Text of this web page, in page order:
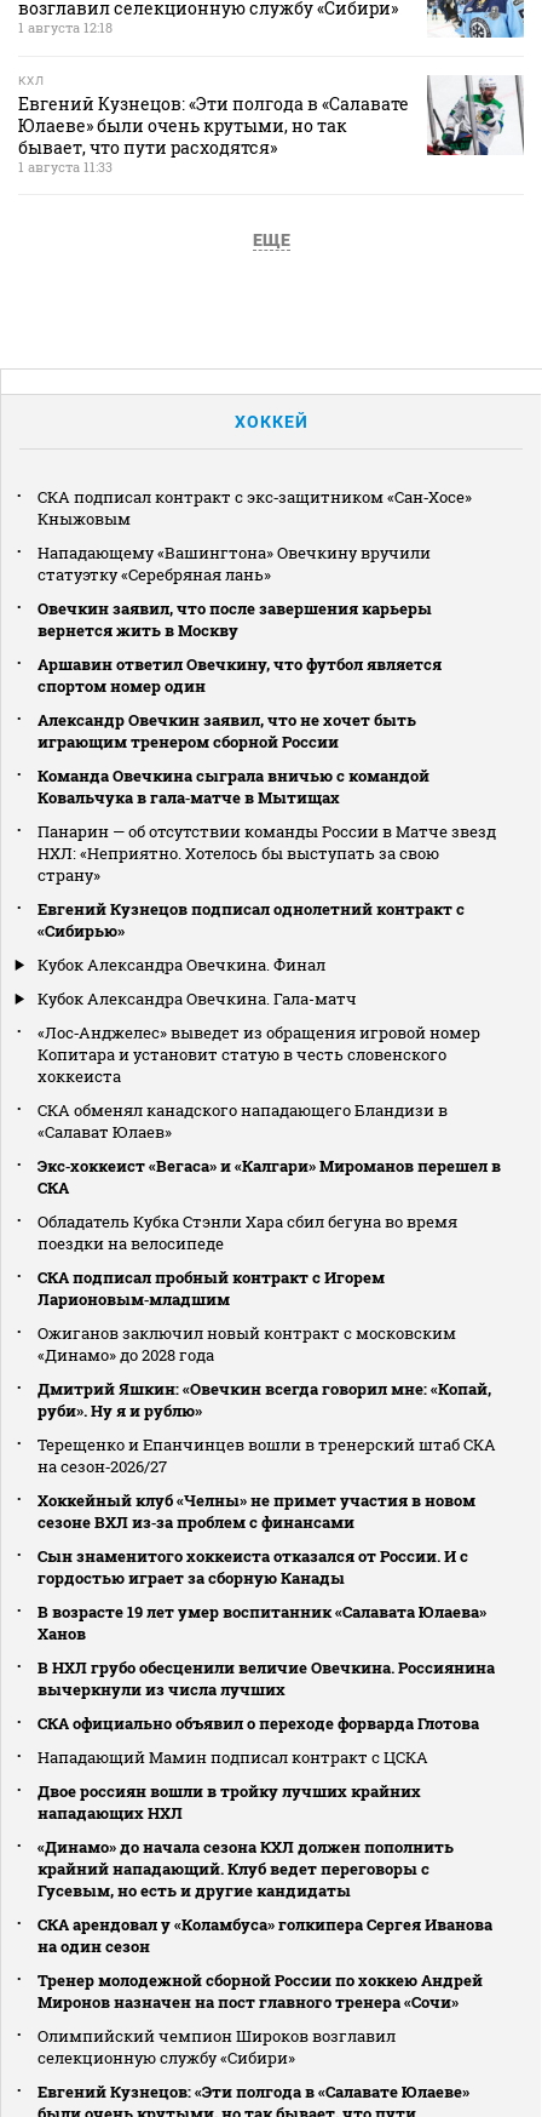
возглавил селекционную службу «Сибири»
1 августа 12:18
КХЛ
Евгений Кузнецов: «Эти полгода в «Салавате
Юлаеве» были очень крутыми, но так
бывает, что пути расходятся»
1 августа 11:33
ЕЩЕ
ХОККЕЙ
СКА подписал контракт с экс‑защитником «Сан‑Хосе»
Кныжовым
Нападающему «Вашингтона» Овечкину вручили
статуэтку «Серебряная лань»
Овечкин заявил, что после завершения карьеры
вернется жить в Москву
Аршавин ответил Овечкину, что футбол является
спортом номер один
Александр Овечкин заявил, что не хочет быть
играющим тренером сборной России
Команда Овечкина сыграла вничью с командой
Ковальчука в гала‑матче в Мытищах
Панарин — об отсутствии команды России в Матче звезд
НХЛ: «Неприятно. Хотелось бы выступать за свою
страну»
Евгений Кузнецов подписал однолетний контракт с
«Сибирью»
Кубок Александра Овечкина. Финал
Кубок Александра Овечкина. Гала-матч
«Лос‑Анджелес» выведет из обращения игровой номер
Копитара и установит статую в честь словенского
хоккеиста
СКА обменял канадского нападающего Бландизи в
«Салават Юлаев»
Экс‑хоккеист «Вегаса» и «Калгари» Мироманов перешел в
СКА
Обладатель Кубка Стэнли Хара сбил бегуна во время
поездки на велосипеде
СКА подписал пробный контракт с Игорем
Ларионовым‑младшим
Ожиганов заключил новый контракт с московским
«Динамо» до 2028 года
Дмитрий Яшкин: «Овечкин всегда говорил мне: «Копай,
руби». Ну я и рублю»
Терещенко и Епанчинцев вошли в тренерский штаб СКА
на сезон‑2026/27
Хоккейный клуб «Челны» не примет участия в новом
сезоне ВХЛ из‑за проблем с финансами
Сын знаменитого хоккеиста отказался от России. И с
гордостью играет за сборную Канады
В возрасте 19 лет умер воспитанник «Салавата Юлаева»
Ханов
В НХЛ грубо обесценили величие Овечкина. Россиянина
вычеркнули из числа лучших
СКА официально объявил о переходе форварда Глотова
Нападающий Мамин подписал контракт с ЦСКА
Двое россиян вошли в тройку лучших крайних
нападающих НХЛ
«Динамо» до начала сезона КХЛ должен пополнить
крайний нападающий. Клуб ведет переговоры с
Гусевым, но есть и другие кандидаты
СКА арендовал у «Коламбуса» голкипера Сергея Иванова
на один сезон
Тренер молодежной сборной России по хоккею Андрей
Миронов назначен на пост главного тренера «Сочи»
Олимпийский чемпион Широков возглавил
селекционную службу «Сибири»
Евгений Кузнецов: «Эти полгода в «Салавате Юлаеве»